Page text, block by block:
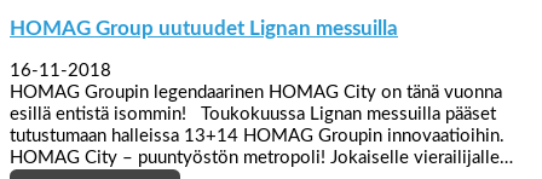
HOMAG Group uutuudet Lignan messuilla
16-11-2018
HOMAG Groupin legendaarinen HOMAG City on tänä vuonna
esillä entistä isommin! Toukokuussa Lignan messuilla pääset
tutustumaan halleissa 13+14 HOMAG Groupin innovaatioihin.
HOMAG City – puuntyöstön metropoli! Jokaiselle vierailijalle…